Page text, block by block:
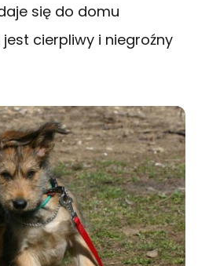
się do domu
cierpliwy i niegroźny